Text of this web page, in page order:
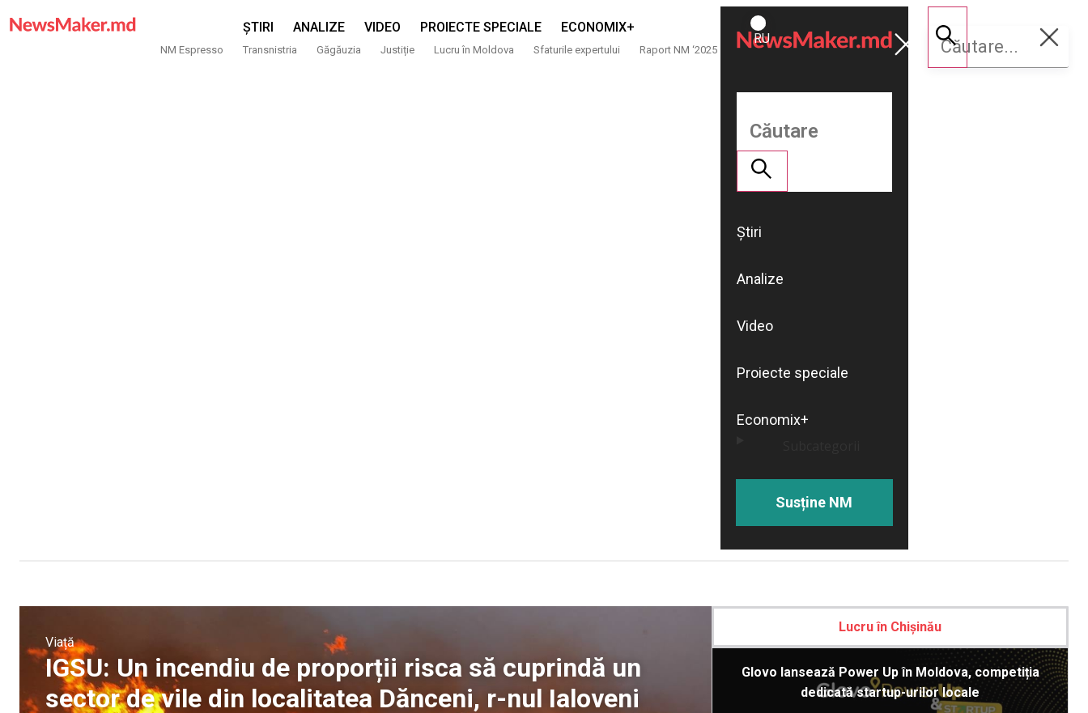
ȘTIRI ANALIZE VIDEO PROIECTE SPECIALE ECONOMIX+
NM Espresso Transnistria Găgăuzia Justiție Lucru în Moldova Sfaturile expertului Raport NM ‘2025
ROMÂNĂ
RU
Susține
NM
Știri
Analize
Video
Proiecte speciale
Economix+
Susține NM
Viață
IGSU: Un incendiu de proporții risca să cuprindă un
sector de vile din localitatea Dănceni, r-nul Ialoveni
Lucru în Chișinău
Glovo lansează Power Up în Moldova, competiția
dedicată startup-urilor locale